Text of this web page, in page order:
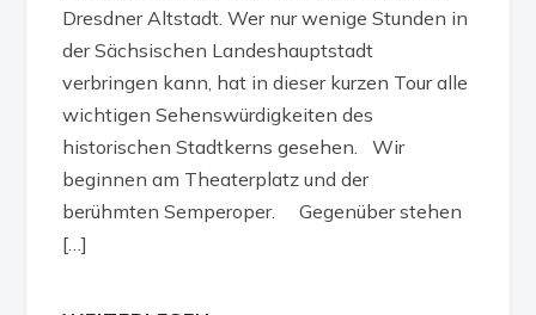
Dresdner Altstadt. Wer nur wenige Stunden in
der Sächsischen Landeshauptstadt
verbringen kann, hat in dieser kurzen Tour alle
wichtigen Sehenswürdigkeiten des
historischen Stadtkerns gesehen. Wir
beginnen am Theaterplatz und der
berühmten Semperoper. Gegenüber stehen
[…]